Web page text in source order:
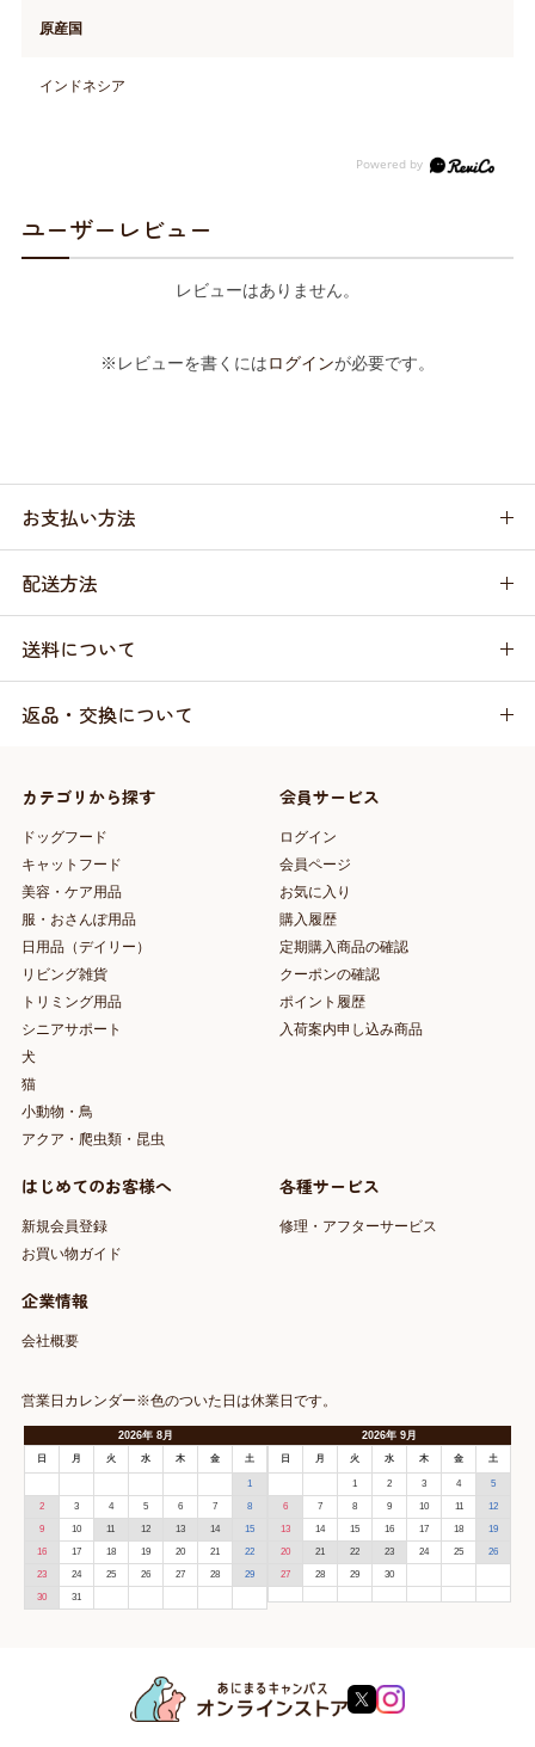
原産国
インドネシア
ユーザーレビュー
レビューはありません。
※レビューを書くにはログインが必要です。
お支払い方法
配送方法
送料について
返品・交換について
カテゴリから探す
ドッグフード
キャットフード
美容・ケア用品
服・おさんぽ用品
日用品（デイリー）
リビング雑貨
トリミング用品
シニアサポート
犬
猫
小動物・鳥
アクア・爬虫類・昆虫
会員サービス
ログイン
会員ページ
お気に入り
購入履歴
定期購入商品の確認
クーポンの確認
ポイント履歴
入荷案内申し込み商品
はじめてのお客様へ
新規会員登録
お買い物ガイド
各種サービス
修理・アフターサービス
企業情報
会社概要
営業日カレンダー※色のついた日は休業日です。
2026年 8月
日 月 火 水 木 金 土
1
2 3 4 5 6 7 8
9 10 11 12 13 14 15
16 17 18 19 20 21 22
23 24 25 26 27 28 29
30 31
2026年9月
日 月 火 水 木 金 土
1 2 3 4 5
6 7 8 9 10 11 12
13 14 15 16 17 18 19
20 21 22 23 24 25 26
27 28 29 30